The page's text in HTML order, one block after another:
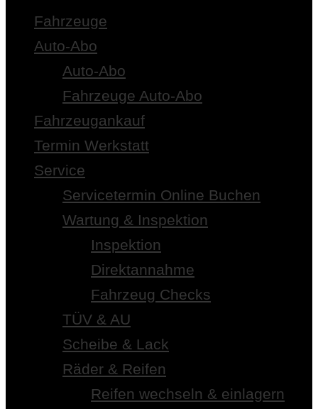
Fahrzeuge
Auto-Abo
Auto-Abo
Fahrzeuge Auto-Abo
Fahrzeugankauf
Termin Werkstatt
Service
Servicetermin Online Buchen
Wartung & Inspektion
Inspektion
Direktannahme
Fahrzeug Checks
TÜV & AU
Scheibe & Lack
Räder & Reifen
Reifen wechseln & einlagern